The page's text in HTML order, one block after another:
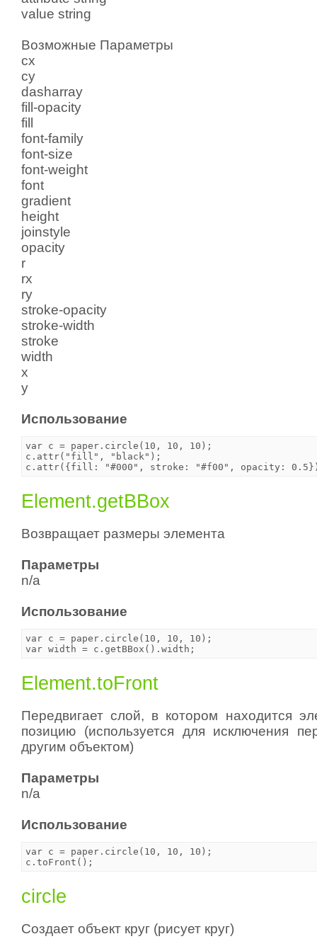
value string
Возможные Параметры
cx
cy
dasharray
fill-opacity
fill
font-family
font-size
font-weight
font
gradient
height
joinstyle
opacity
r
rx
ry
stroke-opacity
stroke-width
stroke
width
x
y
Использование
var c = paper.circle(10, 10, 10);
c.attr("fill", "black");
Element.getBBox
Возвращает размеры элемента
Параметры
n/a
Использование
var c = paper.circle(10, 10, 10);
Element.toFront
Передвигает слой, в котором находится
позицию (используется для исключения
другим объектом)
Параметры
n/a
Использование
var c = paper.circle(10, 10, 10);
circle
Создает объект круг (рисует круг)